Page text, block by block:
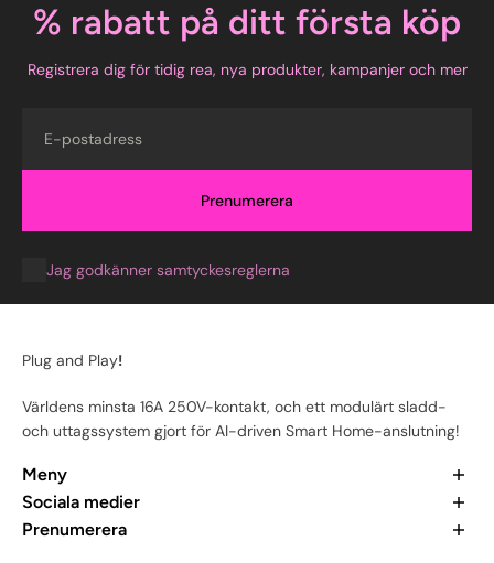
% rabatt på ditt första köp
Registrera dig för tidig rea, nya produkter, kampanjer och mer
Prenumerera
Jag godkänner samtyckesreglerna
Plug and Play!
Världens minsta 16A 250V-kontakt, och ett modulärt sladd-
och uttagssystem gjort för AI-driven Smart Home-anslutning!
Meny
Hem
Våra produkter
Sociala medier
Vill du veta mer om oss? Kolla in våra senaste inlägg och gå
Prenumerera